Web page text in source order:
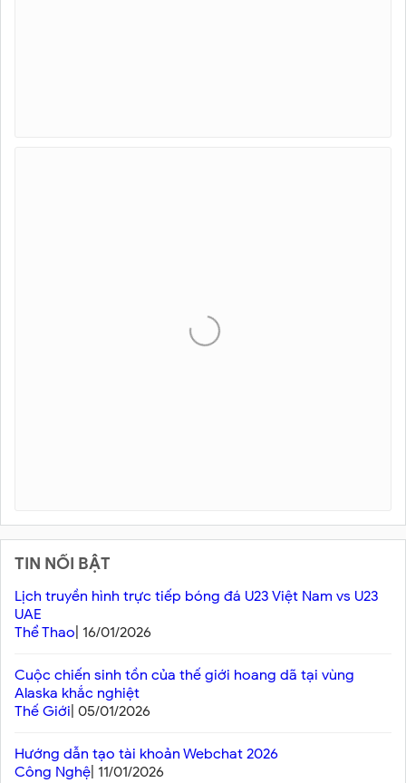
TIN NỔI BẬT
Lịch truyền hình trực tiếp bóng đá U23 Việt Nam vs U23
UAE
Thể Thao | 16/01/2026
Cuộc chiến sinh tồn của thế giới hoang dã tại vùng
Alaska khắc nghiệt
Thế Giới | 05/01/2026
Hướng dẫn tạo tài khoản Webchat 2026
Công Nghệ | 11/01/2026